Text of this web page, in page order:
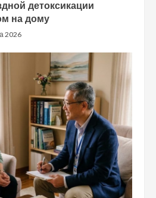
детоксикации
на дому
2026